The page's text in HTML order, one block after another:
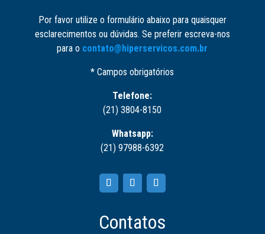
Por favor utilize o formulário abaixo para quaisquer
esclarecimentos ou dúvidas. Se preferir escreva-nos
para o contato@hiperservicos.com.br
* Campos obrigatórios
Telefone:
(21) 3804-8150
Whatsapp:
(21) 97988-6392
Contatos